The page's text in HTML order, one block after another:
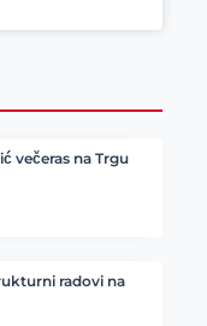
večeras na Trgu
radovi na